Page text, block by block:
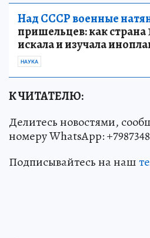
Над СССР военные
пришельцев: как страна
искала и изучала
НАУКА
К ЧИТАТЕЛЮ:
Делитесь новостями,
номеру WhatsApp:
Подписывайтесь на наш